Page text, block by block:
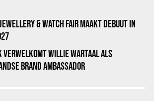
& WATCH FAIR MAAKT DEBUUT IN
VERWELKOMT WILLIE WARTAAL ALS
BRAND AMBASSADOR